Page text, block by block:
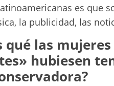
es que
la publicidad, las
qué las
hubiesen